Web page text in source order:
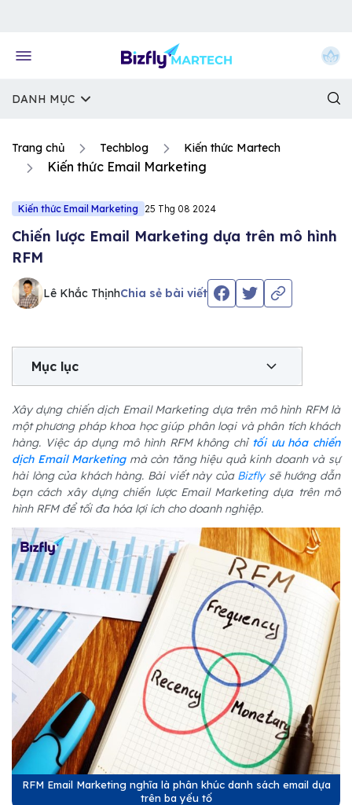
DANH MỤC
Trang chủ Techblog Kiến thức Martech
Kiến thức Email Marketing
Kiến thức Email Marketing 25 Thg 08 2024
Chiến lược Email Marketing dựa trên mô hình
RFM
Lê Khắc ThịnhChia sẻ bài viết
Mục lục
Xây dựng chiến dịch Email Marketing dựa trên mô hình RFM là
một phương pháp khoa học giúp phân loại và phân tích khách
hàng. Việc áp dụng mô hình RFM không chỉ tối ưu hóa chiến
dịch Email Marketingmà còn tăng hiệu quả kinh doanh và sự
hài lòng của khách hàng. Bài viết này của Bizflysẽ hướng dẫn
bạn cách xây dựng chiến lược Email Marketing dựa trên mô
hình RFM để tối đa hóa lợi ích cho doanh nghiệp.
RFM Email Marketing nghĩa là phân khúc danh sách email dựa
trên ba yếu tố